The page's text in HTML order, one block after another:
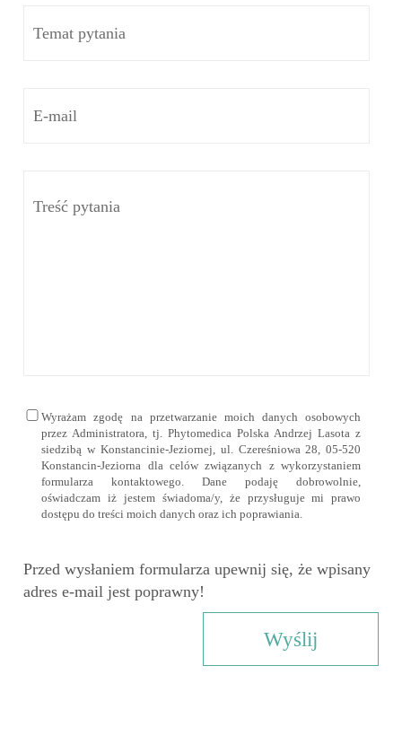
Wyrażam zgodę na przetwarzanie moich danych osobowych
przez Administratora, tj. Phytomedica Polska Andrzej Lasota z
siedzibą w Konstancinie-Jeziornej, ul. Czereśniowa 28, 05-520
Konstancin-Jeziorna dla celów związanych z wykorzystaniem
formularza kontaktowego. Dane podaję dobrowolnie,
oświadczam iż jestem świadoma/y, że przysługuje mi prawo
dostępu do treści moich danych oraz ich poprawiania.
Przed wysłaniem formularza upewnij się, że wpisany
adres e-mail jest poprawny!